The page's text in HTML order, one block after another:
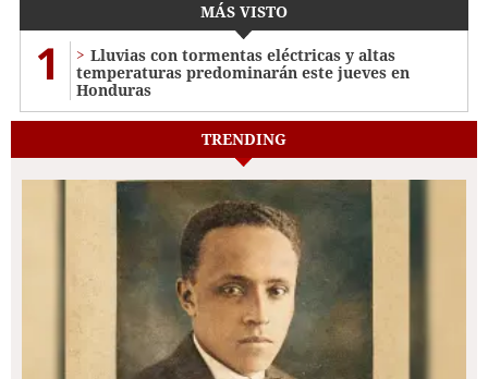
MÁS VISTO
1
Lluvias con tormentas eléctricas y altas
temperaturas predominarán este jueves en
Honduras
TRENDING